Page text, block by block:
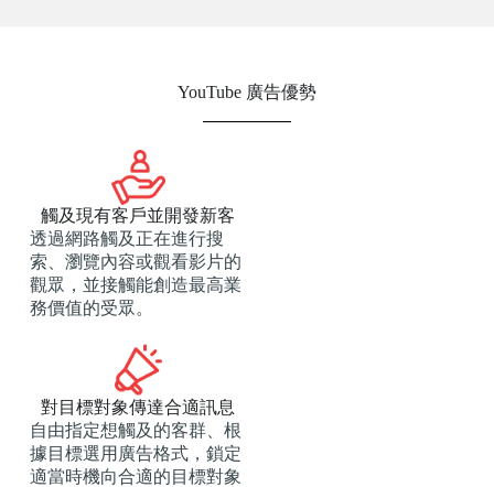
YouTube 廣告優勢
觸及現有客戶並開發新客
透過網路觸及正在進行搜
索、瀏覽內容或觀看影片的
觀眾，並接觸能創造最高業
務價值的受眾。
對目標對象傳達合適訊息
自由指定想觸及的客群、根
據目標選用廣告格式，鎖定
適當時機向合適的目標對象